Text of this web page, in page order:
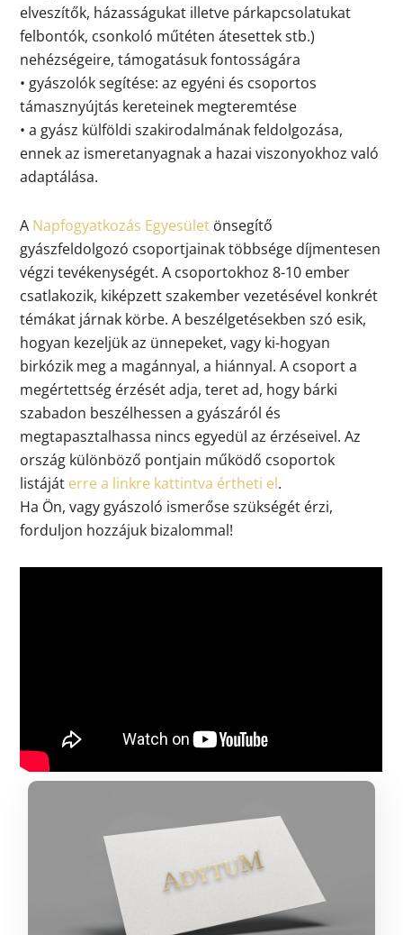
elveszítők, házasságukat illetve párkapcsolatukat
felbontók, csonkoló műtéten átesettek stb.)
nehézségeire, támogatásuk fontosságára
• gyászolók segítése: az egyéni és csoportos
támasznyújtás kereteinek megteremtése
• a gyász külföldi szakirodalmának feldolgozása,
ennek az ismeretanyagnak a hazai viszonyokhoz való
adaptálása.
A Napfogyatkozás Egyesület önsegítő
gyászfeldolgozó csoportjainak többsége díjmentesen
végzi tevékenységét. A csoportokhoz 8-10 ember
csatlakozik, kiképzett szakember vezetésével konkrét
témákat járnak körbe. A beszélgetésekben szó esik,
hogyan kezeljük az ünnepeket, vagy ki-hogyan
birkózik meg a magánnyal, a hiánnyal. A csoport a
megértettség érzését adja, teret ad, hogy bárki
szabadon beszélhessen a gyászáról és
megtapasztalhassa nincs egyedül az érzéseivel. Az
ország különböző pontjain működő csoportok
listáját erre a linkre kattintva értheti el.
Ha Ön, vagy gyászoló ismerőse szükségét érzi,
forduljon hozzájuk bizalommal!